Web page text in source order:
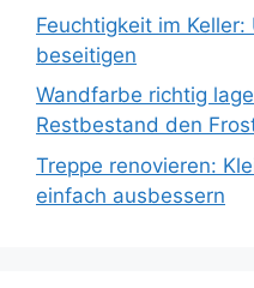
Feuchtigkeit im
beseitigen
Wandfarbe richtig
Restbestand den
Treppe renovieren:
einfach ausbessern